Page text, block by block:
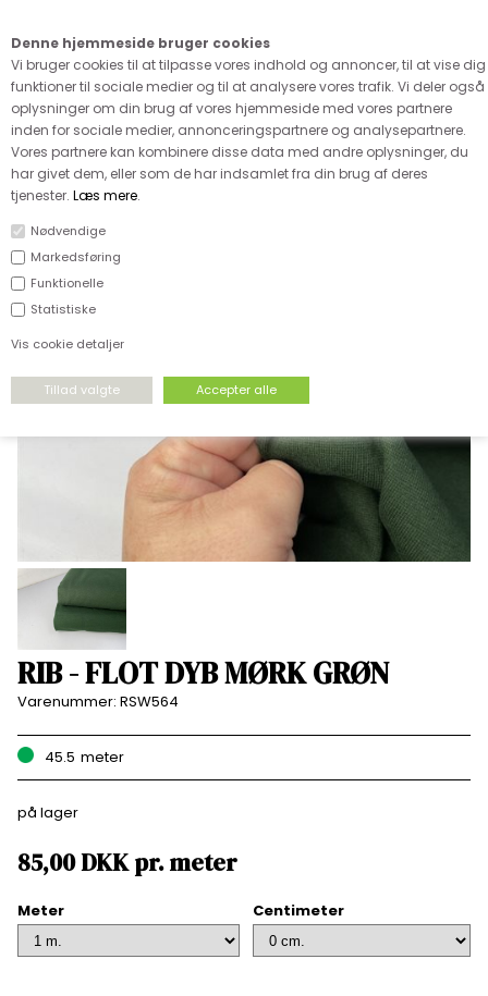
Denne hjemmeside bruger cookies
Vi bruger cookies til at tilpasse vores indhold og annoncer, til at vise dig
funktioner til sociale medier og til at analysere vores trafik. Vi deler også
oplysninger om din brug af vores hjemmeside med vores partnere
inden for sociale medier, annonceringspartnere og analysepartnere.
Vores partnere kan kombinere disse data med andre oplysninger, du
har givet dem, eller som de har indsamlet fra din brug af deres
tjenester. Læs mere.
Nødvendige
Markedsføring
Funktionelle
Statistiske
Vis cookie detaljer
FORSIDE›STRÆKSTOF
RIB - FLOT DYB MØRK GRØN
Varenummer: RSW564
45.5 meter
på lager
85,00DKKpr.meter
Meter Centimeter